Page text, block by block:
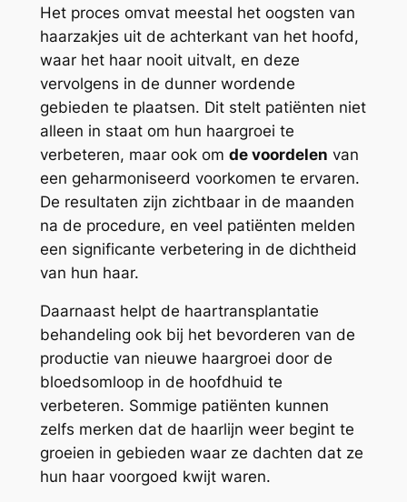
Het proces omvat meestal het oogsten van
haarzakjes uit de achterkant van het hoofd,
waar het haar nooit uitvalt, en deze
vervolgens in de dunner wordende
gebieden te plaatsen. Dit stelt patiënten niet
alleen in staat om hun haargroei te
verbeteren, maar ook om de voordelen van
een geharmoniseerd voorkomen te ervaren.
De resultaten zijn zichtbaar in de maanden
na de procedure, en veel patiënten melden
een significante verbetering in de dichtheid
van hun haar.
Daarnaast helpt de haartransplantatie
behandeling ook bij het bevorderen van de
productie van nieuwe haargroei door de
bloedsomloop in de hoofdhuid te
verbeteren. Sommige patiënten kunnen
zelfs merken dat de haarlijn weer begint te
groeien in gebieden waar ze dachten dat ze
hun haar voorgoed kwijt waren.